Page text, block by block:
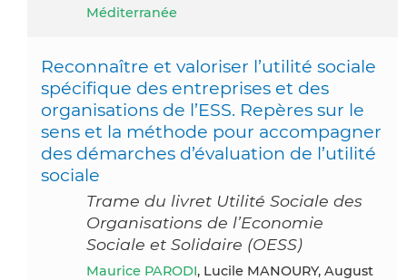
Méditerranée
Reconnaître et valoriser l’utilité sociale
spécifique des entreprises et des
organisations de l’ESS. Repères sur le
sens et la méthode pour accompagner
des démarches d’évaluation de l’utilité
sociale
Trame du livret Utilité Sociale des
Organisations de l’Economie
Sociale et Solidaire (OESS)
Maurice PARODI, Lucile MANOURY, August